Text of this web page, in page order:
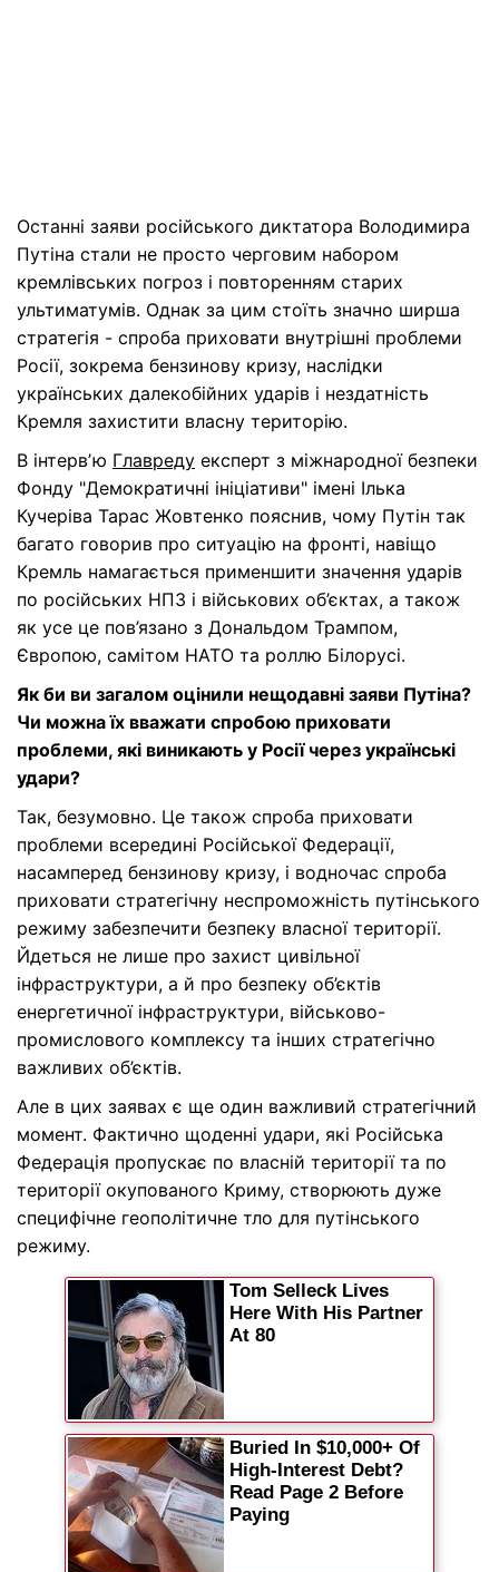
Останні заяви російського диктатора Володимира
Путіна стали не просто черговим набором
кремлівських погроз і повторенням старих
ультиматумів. Однак за цим стоїть значно ширша
стратегія - спроба приховати внутрішні проблеми
Росії, зокрема бензинову кризу, наслідки
українських далекобійних ударів і нездатність
Кремля захистити власну територію.
В інтервʼю Главреду експерт з міжнародної безпеки
Фонду "Демократичні ініціативи" імені Ілька
Кучеріва Тарас Жовтенко пояснив, чому Путін так
багато говорив про ситуацію на фронті, навіщо
Кремль намагається применшити значення ударів
по російських НПЗ і військових об’єктах, а також
як усе це пов’язано з Дональдом Трампом,
Європою, самітом НАТО та роллю Білорусі.
Як би ви загалом оцінили нещодавні заяви Путіна?
Чи можна їх вважати спробою приховати
проблеми, які виникають у Росії через українські
удари?
Так, безумовно. Це також спроба приховати
проблеми всередині Російської Федерації,
насамперед бензинову кризу, і водночас спроба
приховати стратегічну неспроможність путінського
режиму забезпечити безпеку власної території.
Йдеться не лише про захист цивільної
інфраструктури, а й про безпеку об’єктів
енергетичної інфраструктури, військово-
промислового комплексу та інших стратегічно
важливих об’єктів.
Але в цих заявах є ще один важливий стратегічний
момент. Фактично щоденні удари, які Російська
Федерація пропускає по власній території та по
території окупованого Криму, створюють дуже
специфічне геополітичне тло для путінського
режиму.